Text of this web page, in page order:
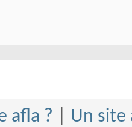
afla ?
Un site